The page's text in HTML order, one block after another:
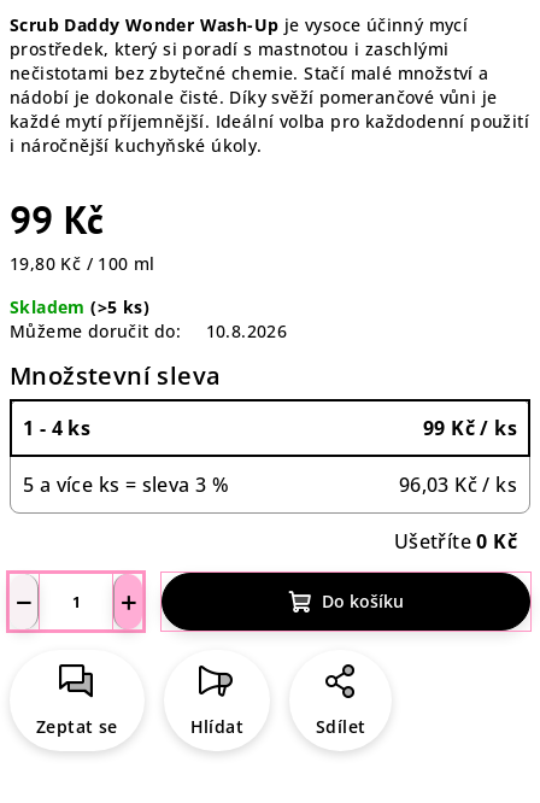
Scrub Daddy Wonder Wash-Up je vysoce účinný mycí
prostředek, který si poradí s mastnotou i zaschlými
nečistotami bez zbytečné chemie. Stačí malé množství a
nádobí je dokonale čisté. Díky svěží pomerančové vůni je
každé mytí příjemnější. Ideální volba pro každodenní použití
i náročnější kuchyňské úkoly.
99 Kč
Měrná
19,80 Kč / 100 ml
Skladem(>5 ks)
Můžeme doručit do:
10.8.2026
Množstevní sleva
1 - 4 ks 99 Kč/ ks
5 a více ks = sleva 3 % 96,03 Kč/ ks
Ušetříte0 Kč
+
− Do košíku
Zeptat se Hlídat Sdílet